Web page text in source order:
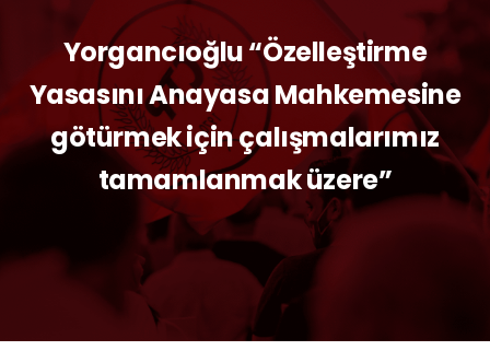
Yorgancıoğlu “Özelleştirme
Yasasını Anayasa Mahkemesine
götürmek için çalışmalarımız
tamamlanmak üzere”